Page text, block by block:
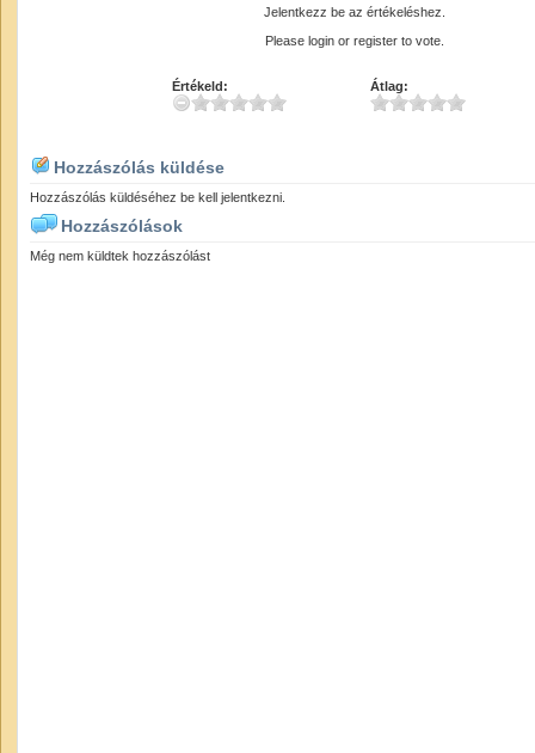
Jelentkezz be az értékeléshez.
Please login or register to vote.
Értékeld: Átlag:
Hozzászólás küldése
Hozzászólás küldéséhez be kell jelentkezni.
Hozzászólások
Még nem küldtek hozzászólást